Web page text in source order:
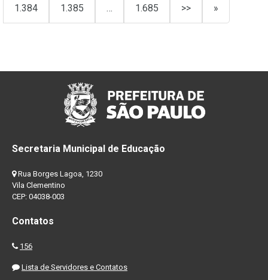
1.384 1.385 … 1.685 >> »
Secretaria Municipal de Educação
Rua Borges Lagoa, 1230
Vila Clementino
CEP: 04038-003
Contatos
156
Lista de Servidores e Contatos